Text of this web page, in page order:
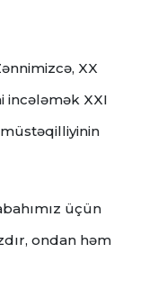
XX
incələmək XXI
üçün
ondan həm